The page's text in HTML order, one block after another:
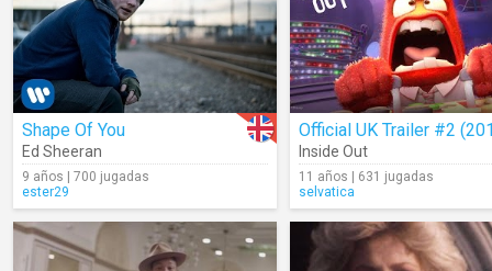
Shape Of You
Ed Sheeran
9 años | 700 jugadas
ester29
Official UK Trailer #2
Inside Out
11 años | 631 jugadas
selvatica